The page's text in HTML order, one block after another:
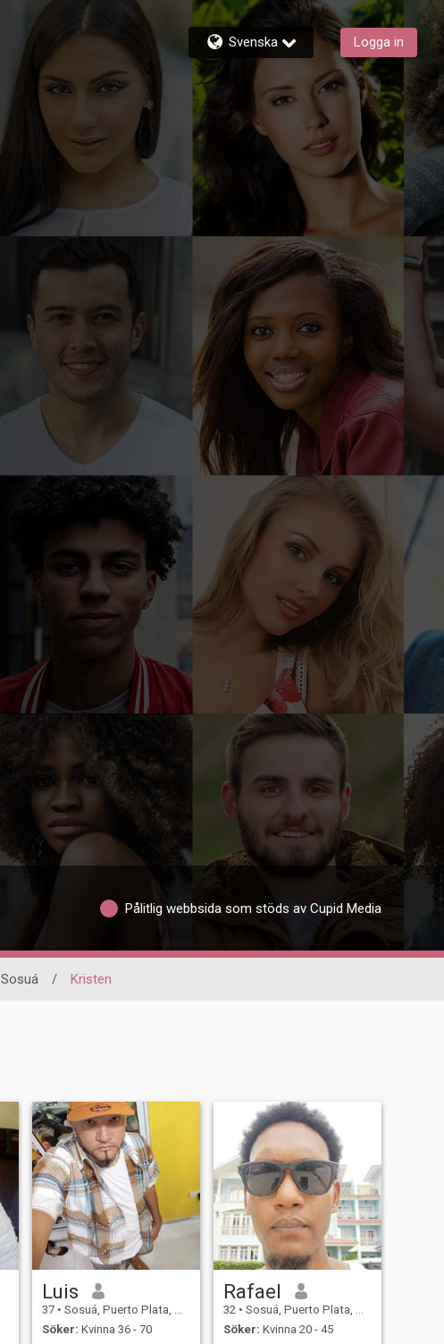
Svenska Logga in
Pålitlig webbsida som stöds av Cupid Media
Sosuá / Kristen
Luis
37 • Sosuá, Puerto Plata, Dominikanska Rep.
Söker: Kvinna 36 - 70
Rafael
32 • Sosuá, Puerto Plata, Dominikanska Rep.
Söker: Kvinna 20 - 45